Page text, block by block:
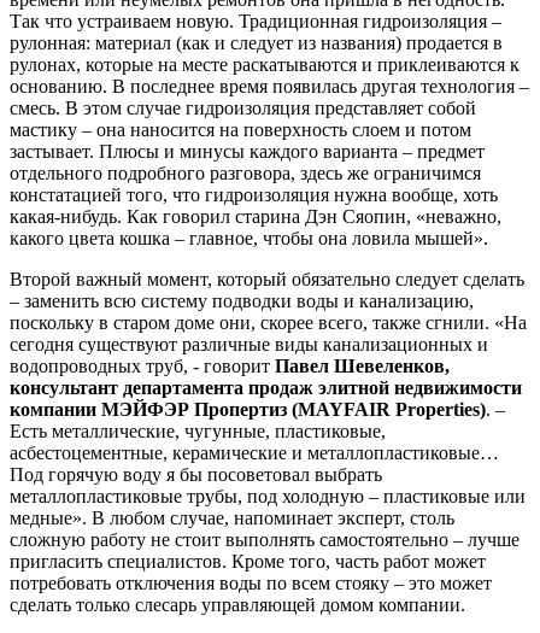
Так что устраиваем новую. Традиционная гидроизоляция –
рулонная: материал (как и следует из названия) продается в
рулонах, которые на месте раскатываются и приклеиваются к
основанию. В последнее время появилась другая технология –
смесь. В этом случае гидроизоляция представляет собой
мастику – она наносится на поверхность слоем и потом
застывает. Плюсы и минусы каждого варианта – предмет
отдельного подробного разговора, здесь же ограничимся
констатацией того, что гидроизоляция нужна вообще, хоть
какая-нибудь. Как говорил старина Дэн Сяопин, «неважно,
какого цвета кошка – главное, чтобы она ловила мышей».
Второй важный момент, который обязательно следует сделать
– заменить всю систему подводки воды и канализацию,
поскольку в старом доме они, скорее всего, также сгнили. «На
сегодня существуют различные виды канализационных и
водопроводных труб, - говорит Павел Шевеленков,
консультант департамента продаж элитной недвижимости
компании МЭЙФЭР Пропертиз (MAYFAIR Properties). –
Есть металлические, чугунные, пластиковые,
асбестоцементные, керамические и металлопластиковые…
Под горячую воду я бы посоветовал выбрать
металлопластиковые трубы, под холодную – пластиковые или
медные». В любом случае, напоминает эксперт, столь
сложную работу не стоит выполнять самостоятельно – лучше
пригласить специалистов. Кроме того, часть работ может
потребовать отключения воды по всем стояку – это может
сделать только слесарь управляющей домом компании.